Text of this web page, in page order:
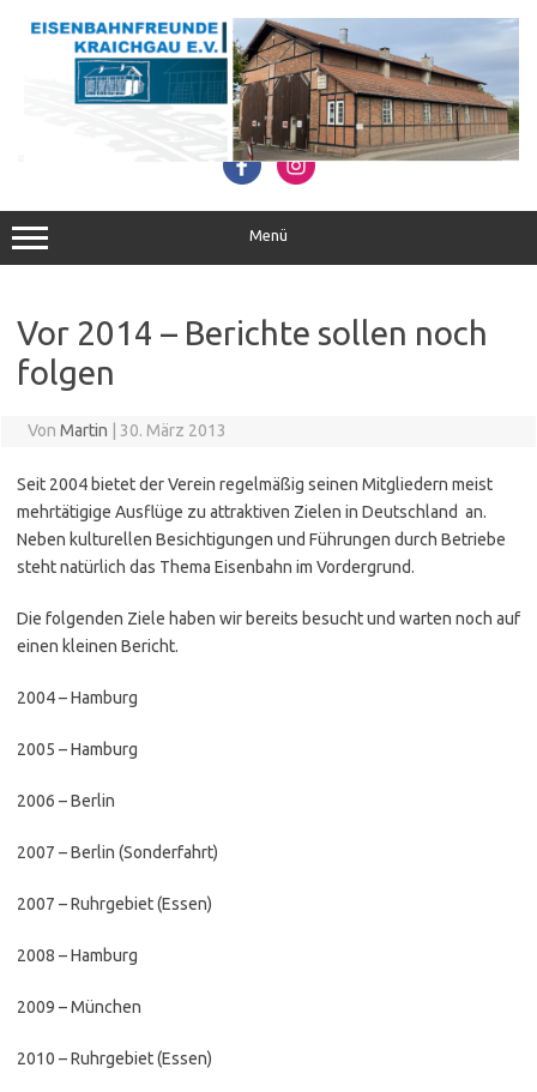
Inhalt
springen
Menü
Vor 2014 – Berichte sollen noch
folgen
Von Martin 30. März 2013
Seit 2004 bietet der Verein regelmäßig seinen Mitgliedern meist
mehrtätigige Ausflüge zu attraktiven Zielen in Deutschland an.
Neben kulturellen Besichtigungen und Führungen durch Betriebe
steht natürlich das Thema Eisenbahn im Vordergrund.
Die folgenden Ziele haben wir bereits besucht und warten noch auf
einen kleinen Bericht.
2004 – Hamburg
2005 – Hamburg
2006 – Berlin
2007 – Berlin (Sonderfahrt)
2007 – Ruhrgebiet (Essen)
2008 – Hamburg
2009 – München
2010 – Ruhrgebiet (Essen)